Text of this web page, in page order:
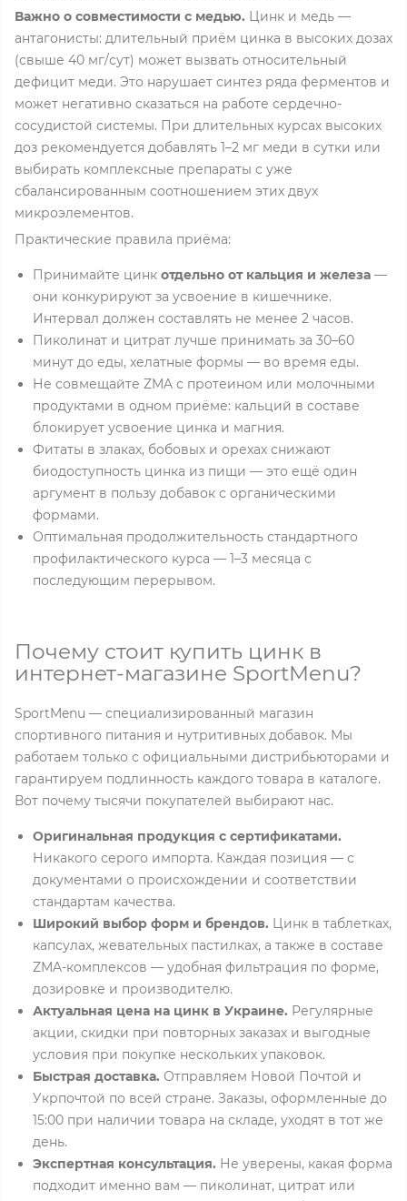
Важно о совместимости с медью. Цинк и медь —
антагонисты: длительный приём цинка в высоких дозах
(свыше 40 мг/сут) может вызвать относительный
дефицит меди. Это нарушает синтез ряда ферментов и
может негативно сказаться на работе сердечно-
сосудистой системы. При длительных курсах высоких
доз рекомендуется добавлять 1–2 мг меди в сутки или
выбирать комплексные препараты с уже
сбалансированным соотношением этих двух
микроэлементов.
Практические правила приёма:
Принимайте цинк отдельно от кальция и железа —
они конкурируют за усвоение в кишечнике.
Интервал должен составлять не менее 2 часов.
Пиколинат и цитрат лучше принимать за 30–60
минут до еды, хелатные формы — во время еды.
Не совмещайте ZMA с протеином или молочными
продуктами в одном приёме: кальций в составе
блокирует усвоение цинка и магния.
Фитаты в злаках, бобовых и орехах снижают
биодоступность цинка из пищи — это ещё один
аргумент в пользу добавок с органическими
формами.
Оптимальная продолжительность стандартного
профилактического курса — 1–3 месяца с
последующим перерывом.
Почему стоит купить цинк в
интернет-магазине SportMenu?
SportMenu — специализированный магазин
спортивного питания и нутритивных добавок. Мы
работаем только с официальными дистрибьюторами и
гарантируем подлинность каждого товара в каталоге.
Вот почему тысячи покупателей выбирают нас.
Оригинальная продукция с сертификатами.
Никакого серого импорта. Каждая позиция — с
документами о происхождении и соответствии
стандартам качества.
Широкий выбор форм и брендов. Цинк в таблетках,
капсулах, жевательных пастилках, а также в составе
ZMA-комплексов — удобная фильтрация по форме,
дозировке и производителю.
Актуальная цена на цинк в Украине. Регулярные
акции, скидки при повторных заказах и выгодные
условия при покупке нескольких упаковок.
Быстрая доставка. Отправляем Новой Почтой и
Укрпочтой по всей стране. Заказы, оформленные до
15:00 при наличии товара на складе, уходят в тот же
день.
Экспертная консультация. Не уверены, какая форма
подходит именно вам — пиколинат, цитрат или